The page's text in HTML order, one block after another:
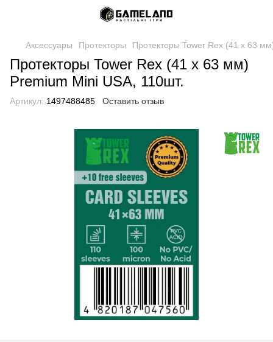
Аксессуары Протекторы Протекторы Tower Rex (41 х 63
Протекторы Tower Rex (41 х 63 мм)
Premium Mini USA, 110шт.
Артикул: 1497488485 Оставить отзыв